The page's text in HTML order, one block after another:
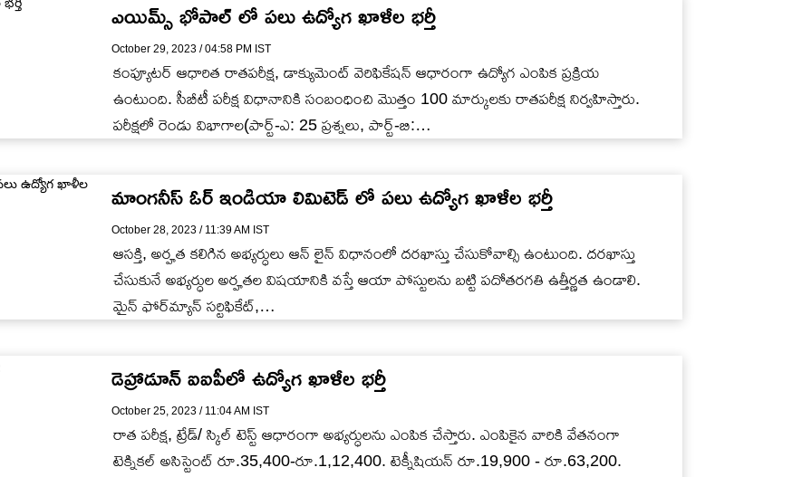
ఎయిమ్స్ భోపాల్ లో పలు ఉద్యోగ ఖాళీల భర్తీ
October 29, 2023 / 04:58 PM IST
కంప్యూటర్ ఆధారిత రాతపరీక్ష, డాక్యుమెంట్ వెరిఫికేషన్ ఆధారంగా ఉద్యోగ ఎంపిక ప్రక్రియ
ఉంటుంది. సీబీటీ పరీక్ష విధానానికి సంబంధించి మొత్తం 100 మార్కులకు రాతపరీక్ష నిర్వహిస్తారు.
పరీక్షలో రెండు విభాగాల(పార్ట్-ఎ: 25 ప్రశ్నలు, పార్ట్-బి:…
మాంగనీస్ ఓర్ ఇండియా లిమిటెడ్‌ లో పలు ఉద్యోగ ఖాళీల భర్తీ
October 28, 2023 / 11:39 AM IST
ఆసక్తి, అర్హత కలిగిన అభ్యర్ధులు ఆన్ లైన్ విధానంలో దరఖాస్తు చేసుకోవాల్సి ఉంటుంది. దరఖాస్తు
చేసుకునే అభ్యర్ధుల అర్హతల విషయానికి వస్తే ఆయా పోస్టులను బట్టి పదోతరగతి ఉత్తీర్ణత ఉండాలి.
మైన్ ఫోర్‌మ్యాన్ సర్టిఫికేట్,…
డెహ్రాడూన్‌ ఐఐపీలో ఉద్యోగ ఖాళీల భర్తీ
October 25, 2023 / 11:04 AM IST
రాత పరీక్ష, ట్రేడ్/ స్కిల్ టెస్ట్ ఆధారంగా అభ్యర్ధులను ఎంపిక చేస్తారు. ఎంపికైన వారికి వేతనంగా
టెక్నికల్ అసిస్టెంట్ రూ.35,400-రూ.1,12,400. టెక్నీషియన్ రూ.19,900 - రూ.63,200.